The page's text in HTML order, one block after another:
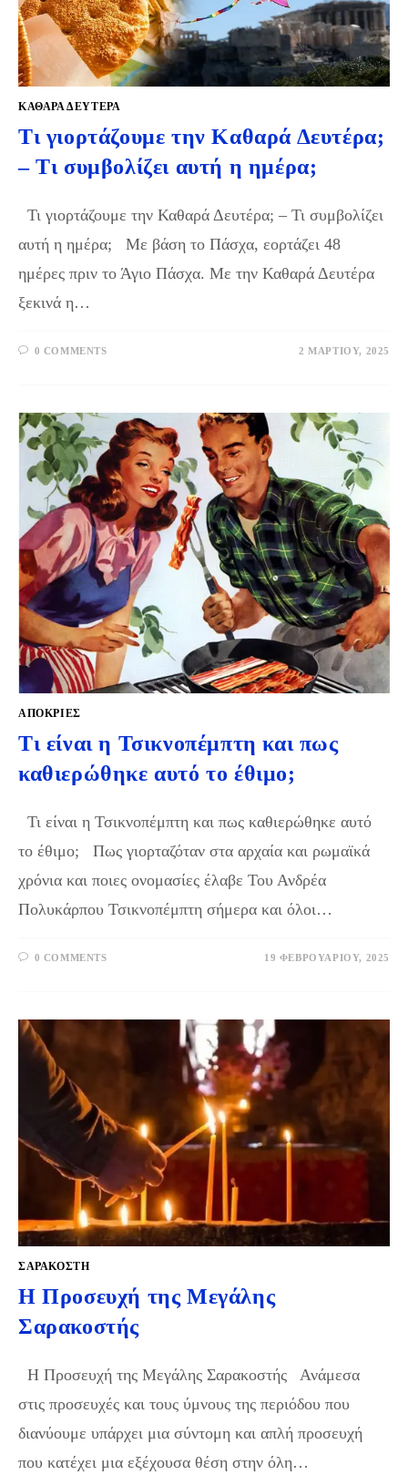
ΚΑΘΑΡΆ ΔΕΥΤΈΡΑ
Τι γιορτάζουμε την Καθαρά Δευτέρα;
– Τι συμβολίζει αυτή η ημέρα;
Τι γιορτάζουμε την Καθαρά Δευτέρα; – Τι συμβολίζει
αυτή η ημέρα; Με βάση το Πάσχα, εορτάζει 48
ημέρες πριν το Άγιο Πάσχα. Με την Καθαρά Δευτέρα
ξεκινά η…
0 COMMENTS 2 ΜΑΡΤΊΟΥ, 2025
ΑΠΌΚΡΙΕΣ
Τι είναι η Τσικνοπέμπτη και πως
καθιερώθηκε αυτό το έθιμο;
Τι είναι η Τσικνοπέμπτη και πως καθιερώθηκε αυτό
το έθιμο; Πως γιορταζόταν στα αρχαία και ρωμαϊκά
χρόνια και ποιες ονομασίες έλαβε Του Ανδρέα
Πολυκάρπου Τσικνοπέμπτη σήμερα και όλοι…
0 COMMENTS 19 ΦΕΒΡΟΥΑΡΊΟΥ, 2025
ΣΑΡΑΚΟΣΤΉ
Η Προσευχή της Μεγάλης
Σαρακοστής
Η Προσευχή της Μεγάλης Σαρακοστής Ανάμεσα
στις προσευχές και τους ύμνους της περιόδου που
διανύουμε υπάρχει μια σύντομη και απλή προσευχή
που κατέχει μια εξέχουσα θέση στην όλη…